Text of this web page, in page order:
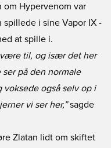
om Hypervenom var
spillede i sine Vapor IX -
at spille i.
til, og især det her
på den normale
også selv op i
vi ser her,”sagde
Zlatan lidt om skiftet